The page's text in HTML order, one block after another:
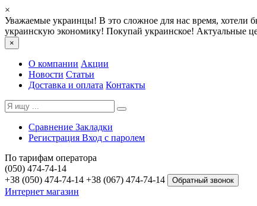
×
Уважаемые украинцы! В это сложное для нас время, хотели
украинскую экономику! Покупай украинское! Актуальные
×
О компании Акции
Новости Статьи
Доставка и оплата Контакты
Сравнение Закладки
Регистрация Вход с паролем
По тарифам оператора
(050) 474-74-14
+38 (050) 474-74-14 +38 (067) 474-74-14 Обратный звонок
Интернет магазин